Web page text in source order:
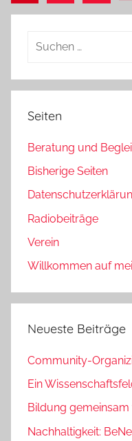
der
Beiträge
Suchen
Seiten
Beratung und
Bisherige Seiten
Radiobeiträge
Verein
Willkommen auf
Neueste Beiträge
Community-
Ein
Bildung
Nachhaltigkeit: